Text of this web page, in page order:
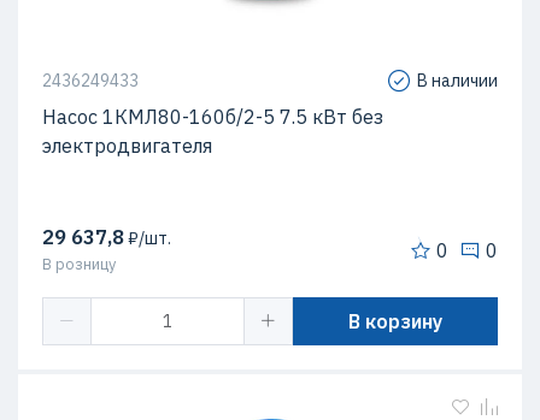
2436249433 В наличии
Насос 1КМЛ80-160б/2-5 7.5 кВт без
электродвигателя
29 637,8₽/шт.
В розницу
0 0
В корзину